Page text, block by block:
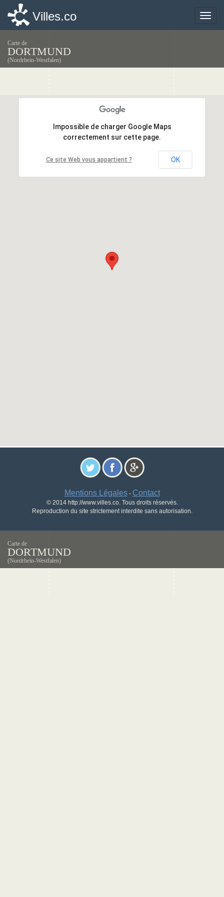
Toggle
Villes.co
Carte de
DORTMUND
(Nordrhein-Westfalen)
Impossible de charger Google Maps
correctement sur cette page.
Ce site Web vous appartient ? OK
Impossible de charger Google Maps
correctement sur cette page.
Ce site Web vous appartient ? OK
Mentions Légales- Contact
© 2014 http://www.villes.co. Tous droits réservés.
Reproduction du site strictement interdite sans autorisation.
Toggle
Villes.co
Carte de
DORTMUND
(Nordrhein-Westfalen)